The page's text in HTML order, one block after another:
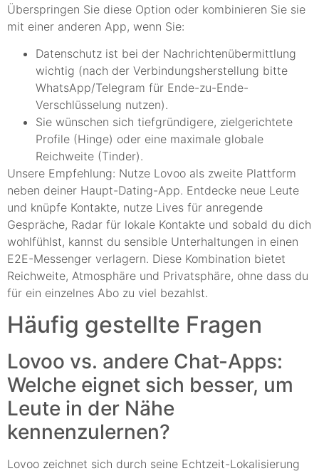
Überspringen Sie diese Option oder kombinieren Sie sie
mit einer anderen App, wenn Sie:
Datenschutz ist bei der Nachrichtenübermittlung
wichtig (nach der Verbindungsherstellung bitte
WhatsApp/Telegram für Ende-zu-Ende-
Verschlüsselung nutzen).
Sie wünschen sich tiefgründigere, zielgerichtete
Profile (Hinge) oder eine maximale globale
Reichweite (Tinder).
Unsere Empfehlung: Nutze Lovoo als zweite Plattform
neben deiner Haupt-Dating-App. Entdecke neue Leute
und knüpfe Kontakte, nutze Lives für anregende
Gespräche, Radar für lokale Kontakte und sobald du dich
wohlfühlst, kannst du sensible Unterhaltungen in einen
E2E-Messenger verlagern. Diese Kombination bietet
Reichweite, Atmosphäre und Privatsphäre, ohne dass du
für ein einzelnes Abo zu viel bezahlst.
Häufig gestellte Fragen
Lovoo vs. andere Chat-Apps:
Welche eignet sich besser, um
Leute in der Nähe
kennenzulernen?
Lovoo zeichnet sich durch seine Echtzeit-Lokalisierung